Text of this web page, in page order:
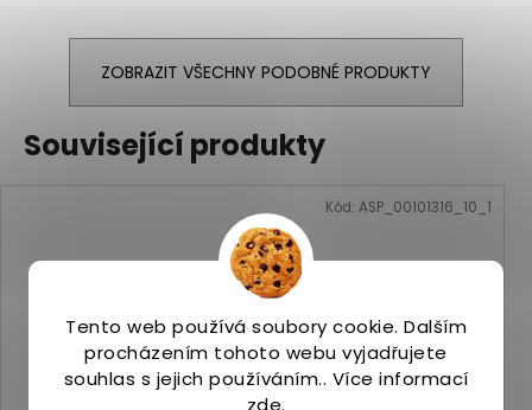
Tento web používá soubory cookie. Dalším
procházením tohoto webu vyjadřujete
souhlas s jejich používáním.. Více informací
zde.
ZOBRAZIT VŠECHNY PODOBNÉ PRODUKTY
Související produkty
Kód: ASP_00101316_10_1